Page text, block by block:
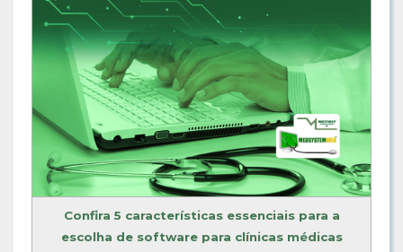
Confira 5 características essenciais para a
escolha de software para clínicas médicas